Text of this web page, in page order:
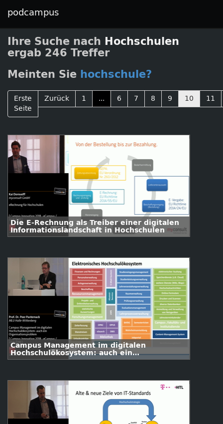
podcampus
Ihre Suche nach Hochschulen
ergab 246 Treffer
Meinten Sie hochschule?
Erste
Seite
Zurück 1 ... 6 7 8 9 10 11
Die E-Rechnung als Treiber einer digitalen
Informationslandschaft in Hochschulen
Campus Management im digitalen
Hochschulökosystem: auch ein
Organisationsproblem